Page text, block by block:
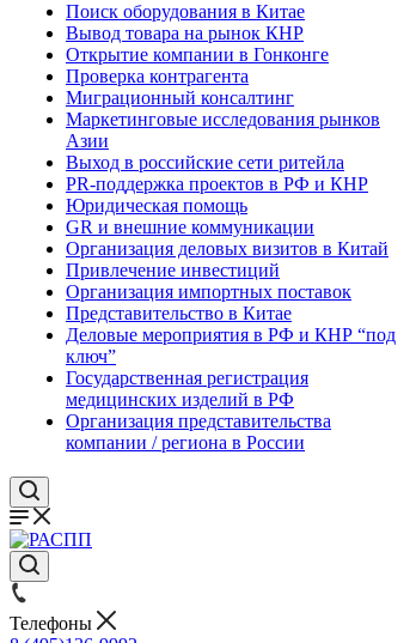
Поиск оборудования в Китае
Вывод товара на рынок КНР
Открытие компании в Гонконге
Проверка контрагента
Миграционный консалтинг
Маркетинговые исследования рынков
Азии
Выход в российские сети ритейла
PR-поддержка проектов в РФ и КНР
Юридическая помощь
GR и внешние коммуникации
Организация деловых визитов в Китай
Привлечение инвестиций
Организация импортных поставок
Представительство в Китае
Деловые мероприятия в РФ и КНР “под
ключ”
Государственная регистрация
медицинских изделий в РФ
Организация представительства
компании / региона в России
Телефоны